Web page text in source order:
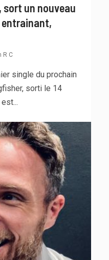
sort un nouveau
R C
single du prochain
sorti le 14